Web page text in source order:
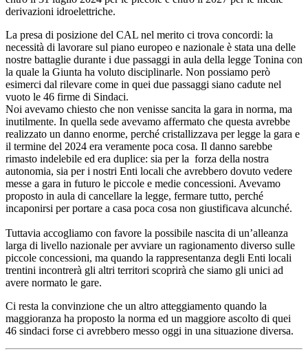
derivazioni idroelettriche.
La presa di posizione del CAL nel merito ci trova concordi: la
necessità di lavorare sul piano europeo e nazionale è stata una delle
nostre battaglie durante i due passaggi in aula della legge Tonina con
la quale la Giunta ha voluto disciplinarle. Non possiamo però
esimerci dal rilevare come in quei due passaggi siano cadute nel
vuoto le 46 firme di Sindaci.
Noi avevamo chiesto che non venisse sancita la gara in norma, ma
inutilmente. In quella sede avevamo affermato che questa avrebbe
realizzato un danno enorme, perché cristallizzava per legge la gara e
il termine del 2024 era veramente poca cosa. Il danno sarebbe
rimasto indelebile ed era duplice: sia per la forza della nostra
autonomia, sia per i nostri Enti locali che avrebbero dovuto vedere
messe a gara in futuro le piccole e medie concessioni. Avevamo
proposto in aula di cancellare la legge, fermare tutto, perché
incaponirsi per portare a casa poca cosa non giustificava alcunché.
Tuttavia accogliamo con favore la possibile nascita di un’alleanza
larga di livello nazionale per avviare un ragionamento diverso sulle
piccole concessioni, ma quando la rappresentanza degli Enti locali
trentini incontrerà gli altri territori scoprirà che siamo gli unici ad
avere normato le gare.
Ci resta la convinzione che un altro atteggiamento quando la
maggioranza ha proposto la norma ed un maggiore ascolto di quei
46 sindaci forse ci avrebbero messo oggi in una situazione diversa.